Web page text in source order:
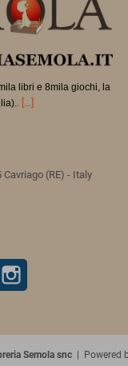
libri e 8mila giochi, la
. [...]
(RE) - Italy
Semola snc | Powered